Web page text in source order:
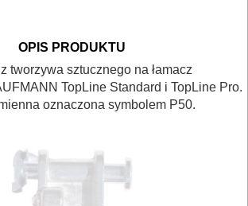
OPIS PRODUKTU
z tworzywa sztucznego na łamacz
TopLine Standard i TopLine Pro.
oznaczona symbolem P50.